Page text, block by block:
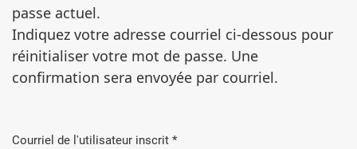
passe actuel.
Indiquez votre adresse courriel ci-dessous pour
réinitialiser votre mot de passe. Une
confirmation sera envoyée par courriel.
Courriel de l'utilisateur inscrit *